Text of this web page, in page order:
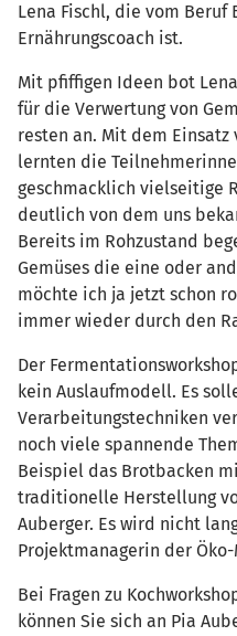
Lena Fischl, die vom Beruf
Ernährungscoach ist.
Mit pfiffigen Ideen bot
für die Verwertung von
resten an. Mit dem Einsatz
lernten die
geschmacklich vielseitige
deutlich von dem uns
Bereits im Rohzustand
Gemüses die eine oder
möchte ich ja jetzt schon
immer wieder durch den
Der
kein Auslaufmodell. Es
Verarbeitungstechniken
noch viele spannende
Beispiel das Brotbacken
traditionelle Herstellung
Auberger. Es wird nicht
Projektmanagerin der
Bei Fragen zu
können Sie sich an Pia